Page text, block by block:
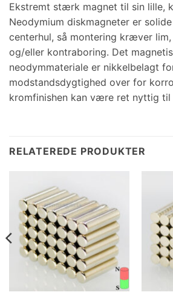
Ekstremt stærk magnet til sin lille,
Neodymium diskmagneter er
centerhul, så montering kræver
og/eller kontraboring. Det
neodymmateriale er nikkelbelagt
modstandsdygtighed over for
kromfinishen kan være ret nyttig
RELATEREDE PRODUKTER